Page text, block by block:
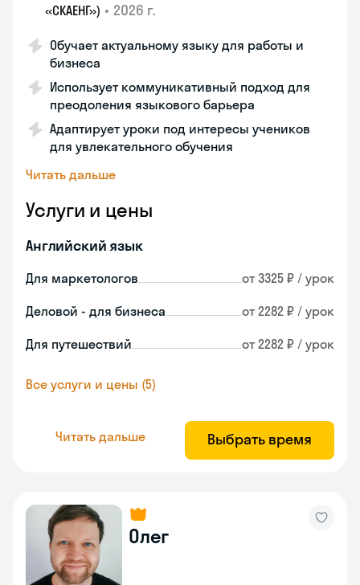
«СКАЕНГ») • 2026 г.
Обучает актуальному языку для работы и
бизнеса
Использует коммуникативный подход для
преодоления языкового барьера
Адаптирует уроки под интересы учеников
для увлекательного обучения
Читать дальше
Услуги и цены
Английский язык
Для маркетологов от 3325 ₽ / урок
Деловой - для бизнеса от 2282 ₽ / урок
Для путешествий от 2282 ₽ / урок
Все услуги и цены (5)
Читать дальше Выбрать время
Олег